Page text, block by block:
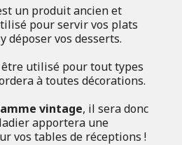
un produit ancien et
pour servir vos plats
déposer vos desserts.
utilisé pour tout types
à toutes décorations.
vintage, il sera donc
apportera une
vos tables de réceptions !